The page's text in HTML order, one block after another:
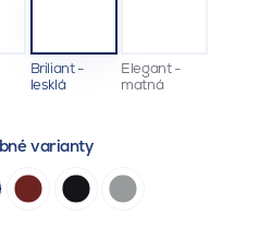
Briliant -
lesklá
Elegant -
matná
varianty